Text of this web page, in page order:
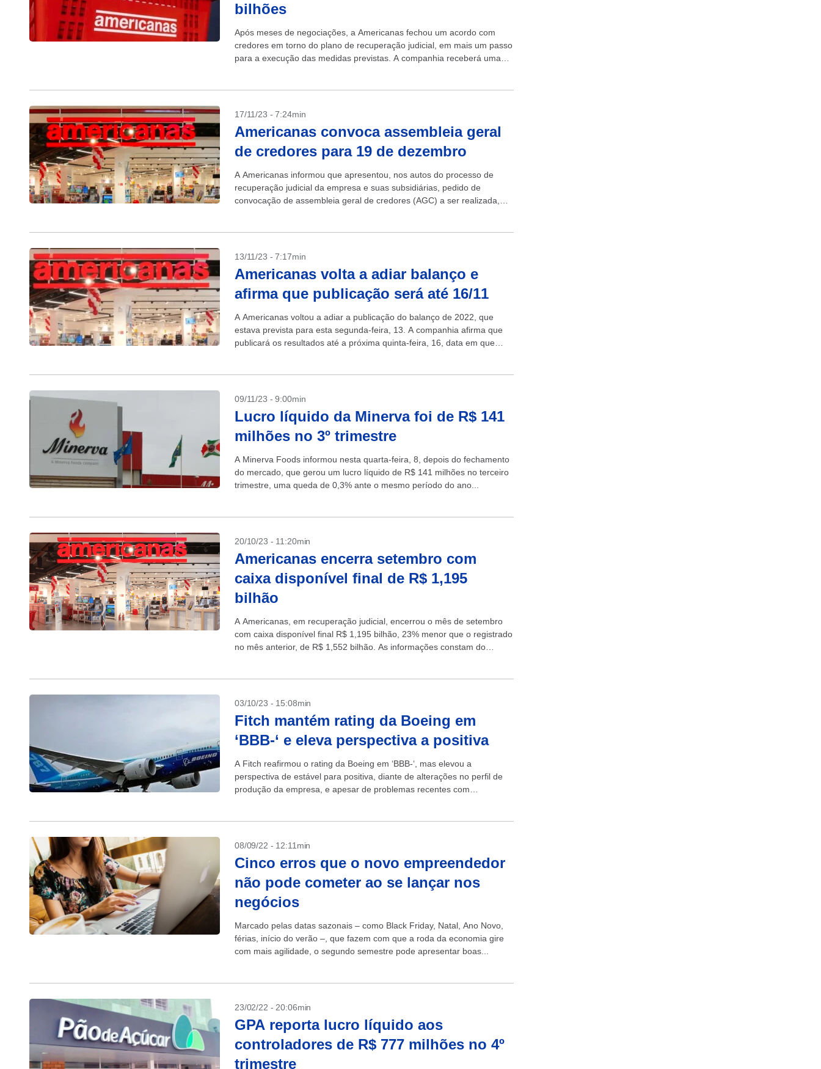
bilhões
Após meses de negociações, a Americanas fechou um acordo com
credores em torno do plano de recuperação judicial, em mais um passo
para a execução das medidas previstas. A companhia receberá uma
17/11/23 - 7:24min
Americanas convoca assembleia geral
de credores para 19 de dezembro
A Americanas informou que apresentou, nos autos do processo de
recuperação judicial da empresa e suas subsidiárias, pedido de
convocação de assembleia geral de credores (AGC) a ser realizada,
13/11/23 - 7:17min
Americanas volta a adiar balanço e
afirma que publicação será até 16/11
A Americanas voltou a adiar a publicação do balanço de 2022, que
estava prevista para esta segunda-feira, 13. A companhia afirma que
publicará os resultados até a próxima quinta-feira, 16, data em que
09/11/23 - 9:00min
Lucro líquido da Minerva foi de R$ 141
milhões no 3º trimestre
A Minerva Foods informou nesta quarta-feira, 8, depois do fechamento
do mercado, que gerou um lucro líquido de R$ 141 milhões no terceiro
trimestre, uma queda de 0,3% ante o mesmo período do ano...
20/10/23 - 11:20min
Americanas encerra setembro com
caixa disponível final de R$ 1,195
bilhão
A Americanas, em recuperação judicial, encerrou o mês de setembro
com caixa disponível final R$ 1,195 bilhão, 23% menor que o registrado
no mês anterior, de R$ 1,552 bilhão. As informações constam do
03/10/23 - 15:08min
Fitch mantém rating da Boeing em
‘BBB-‘ e eleva perspectiva a positiva
A Fitch reafirmou o rating da Boeing em ‘BBB-‘, mas elevou a
perspectiva de estável para positiva, diante de alterações no perfil de
produção da empresa, e apesar de problemas recentes com
08/09/22 - 12:11min
Cinco erros que o novo empreendedor
não pode cometer ao se lançar nos
negócios
Marcado pelas datas sazonais – como Black Friday, Natal, Ano Novo,
férias, início do verão –, que fazem com que a roda da economia gire
com mais agilidade, o segundo semestre pode apresentar boas...
23/02/22 - 20:06min
GPA reporta lucro líquido aos
controladores de R$ 777 milhões no 4º
trimestre